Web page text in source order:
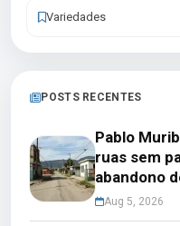
Variedades
POSTS RECENTES
Pablo
ruas sem
abandono
Aug 5, 2026